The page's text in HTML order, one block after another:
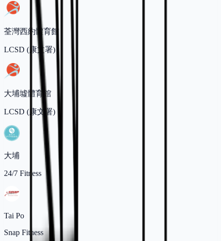
荃灣西約體育館
LCSD (康文署)
大埔墟體育館
LCSD (康文署)
大埔
24/7 Fitness
Tai Po
Snap Fitness